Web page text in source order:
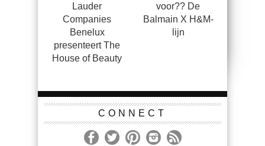
Lauder
Companies
Benelux
presenteert The
House of Beauty
voor?? De
Balmain X H&M-
lijn
CONNECT